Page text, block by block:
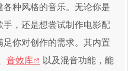
种风格的音乐。无论你是
，还是想尝试制作电影配
你对创作的需求。其内置
音效库
以及混音功能，能